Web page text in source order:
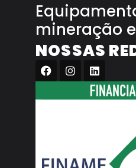
mineração
NOSSAS